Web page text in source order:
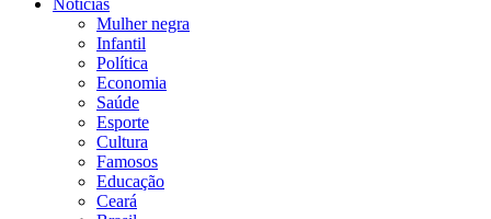
Notícias
Mulher negra
Infantil
Política
Economia
Saúde
Esporte
Cultura
Famosos
Educação
Ceará